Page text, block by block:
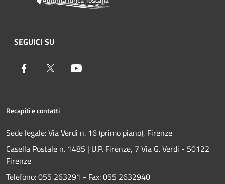
SEGUICI SU
Facebook Twitter
Recapiti e contatti
Sede legale: Via Verdi n. 16 (primo piano), Firenze
Casella Postale n. 1485 | U.P. Firenze, 7 Via G. Verdi - 50122
Firenze
Telefono:055 263291 - Fax:055 2632940